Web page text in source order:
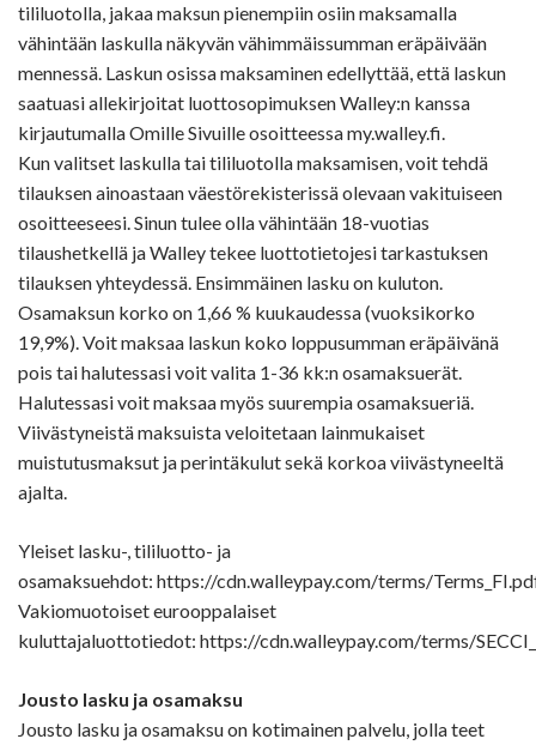
tililuotolla, jakaa maksun pienempiin osiin maksamalla
vähintään laskulla näkyvän vähimmäissumman eräpäivään
mennessä. Laskun osissa maksaminen edellyttää, että laskun
saatuasi allekirjoitat luottosopimuksen Walley:n kanssa
kirjautumalla Omille Sivuille osoitteessa my.walley.fi.
Kun valitset laskulla tai tililuotolla maksamisen, voit tehdä
tilauksen ainoastaan väestörekisterissä olevaan vakituiseen
osoitteeseesi. Sinun tulee olla vähintään 18-vuotias
tilaushetkellä ja Walley tekee luottotietojesi tarkastuksen
tilauksen yhteydessä. Ensimmäinen lasku on kuluton.
Osamaksun korko on 1,66 % kuukaudessa (vuoksikorko
19,9%). Voit maksaa laskun koko loppusumman eräpäivänä
pois tai halutessasi voit valita 1-36 kk:n osamaksuerät.
Halutessasi voit maksaa myös suurempia osamaksueriä.
Viivästyneistä maksuista veloitetaan lainmukaiset
muistutusmaksut ja perintäkulut sekä korkoa viivästyneeltä
ajalta.
Yleiset lasku-, tililuotto- ja
osamaksuehdot: https://cdn.walleypay.com/terms/
Vakiomuotoiset eurooppalaiset
kuluttajaluottotiedot: https://cdn.walleypay.com/terms/
Jousto lasku ja osamaksu
Jousto lasku ja osamaksu on kotimainen palvelu, jolla teet